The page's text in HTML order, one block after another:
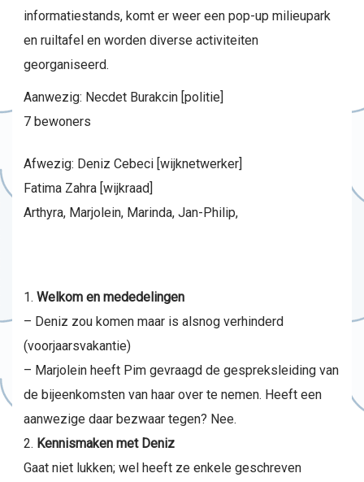
informatiestands, komt er weer een pop-up milieupark
en ruiltafel en worden diverse activiteiten
georganiseerd.
Aanwezig: Necdet Burakcin [politie]
7 bewoners
Afwezig: Deniz Cebeci [wijknetwerker]
Fatima Zahra [wijkraad]
Arthyra, Marjolein, Marinda, Jan-Philip,
Welkom en mededelingen
– Deniz zou komen maar is alsnog verhinderd
(voorjaarsvakantie)
– Marjolein heeft Pim gevraagd de gespreksleiding van
de bijeenkomsten van haar over te nemen. Heeft een
aanwezige daar bezwaar tegen? Nee.
Kennismaken met Deniz
Gaat niet lukken; wel heeft ze enkele geschreven